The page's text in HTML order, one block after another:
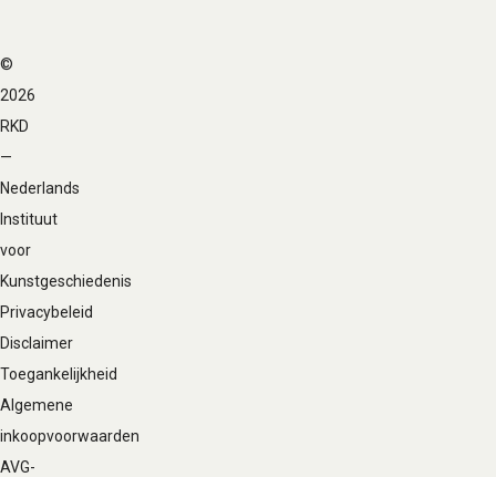
Voet
navigatie
©
2026
RKD
—
Nederlands
Instituut
voor
Kunstgeschiedenis
Privacybeleid
Disclaimer
Toegankelijkheid
Algemene
inkoopvoorwaarden
AVG-